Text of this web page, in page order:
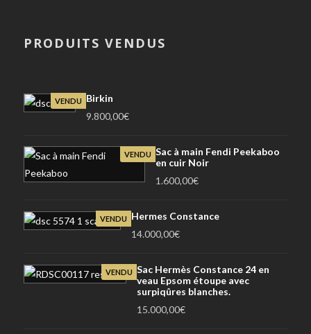
PRODUITS VENDUS
VENDU
Birkin
9.800,00€
VENDU Sac à main Fendi Peekaboo
en cuir Noir
1.600,00€
VENDU
Hermes Constance
14.000,00€
VENDU Sac Hermès Constance 24 en
veau Epsom étoupe avec
surpiqûres blanches.
15.000,00€